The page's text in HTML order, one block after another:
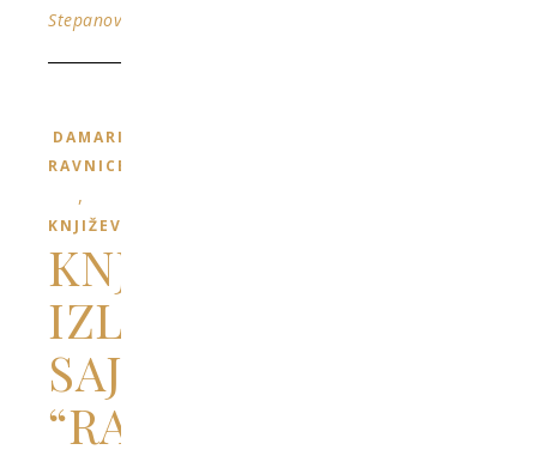
Stepanović
DAMARI
RAVNICE
,
KNJIŽEVNOST
KNJIŽARSKI
IZLOG
SAJTA
“RAVNOPLOV”